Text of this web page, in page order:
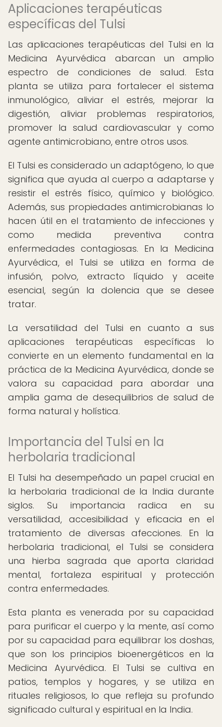
Aplicaciones terapéuticas
específicas del Tulsi
Las aplicaciones terapéuticas del Tulsi en la
Medicina Ayurvédica abarcan un amplio
espectro de condiciones de salud. Esta
planta se utiliza para fortalecer el sistema
inmunológico, aliviar el estrés, mejorar la
digestión, aliviar problemas respiratorios,
promover la salud cardiovascular y como
agente antimicrobiano, entre otros usos.
El Tulsi es considerado un adaptógeno, lo que
significa que ayuda al cuerpo a adaptarse y
resistir el estrés físico, químico y biológico.
Además, sus propiedades antimicrobianas lo
hacen útil en el tratamiento de infecciones y
como medida preventiva contra
enfermedades contagiosas. En la Medicina
Ayurvédica, el Tulsi se utiliza en forma de
infusión, polvo, extracto líquido y aceite
esencial, según la dolencia que se desee
tratar.
La versatilidad del Tulsi en cuanto a sus
aplicaciones terapéuticas específicas lo
convierte en un elemento fundamental en la
práctica de la Medicina Ayurvédica, donde se
valora su capacidad para abordar una
amplia gama de desequilibrios de salud de
forma natural y holística.
Importancia del Tulsi en la
herbolaria tradicional
El Tulsi ha desempeñado un papel crucial en
la herbolaria tradicional de la India durante
siglos. Su importancia radica en su
versatilidad, accesibilidad y eficacia en el
tratamiento de diversas afecciones. En la
herbolaria tradicional, el Tulsi se considera
una hierba sagrada que aporta claridad
mental, fortaleza espiritual y protección
contra enfermedades.
Esta planta es venerada por su capacidad
para purificar el cuerpo y la mente, así como
por su capacidad para equilibrar los doshas,
que son los principios bioenergéticos en la
Medicina Ayurvédica. El Tulsi se cultiva en
patios, templos y hogares, y se utiliza en
rituales religiosos, lo que refleja su profundo
significado cultural y espiritual en la India.